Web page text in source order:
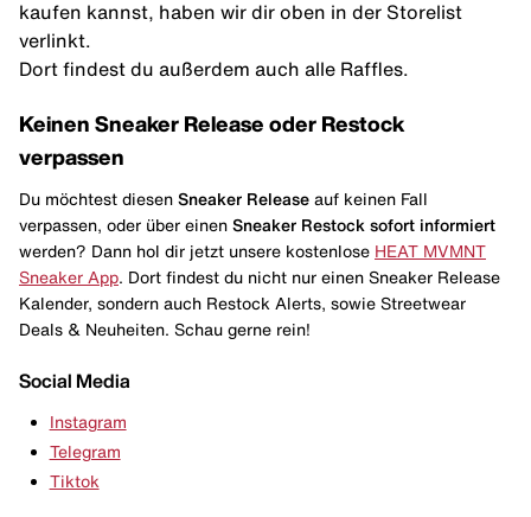
kaufen kannst, haben wir dir oben in der Storelist
verlinkt.
Dort findest du außerdem auch alle Raffles.
Keinen Sneaker Release oder Restock
verpassen
Du möchtest diesen Sneaker Release auf keinen Fall
verpassen, oder über einen Sneaker Restock sofort informiert
werden? Dann hol dir jetzt unsere kostenlose HEAT MVMNT
Sneaker App . Dort findest du nicht nur einen Sneaker Release
Kalender, sondern auch Restock Alerts, sowie Streetwear
Deals & Neuheiten. Schau gerne rein!
Social Media
Instagram
Telegram
Tiktok